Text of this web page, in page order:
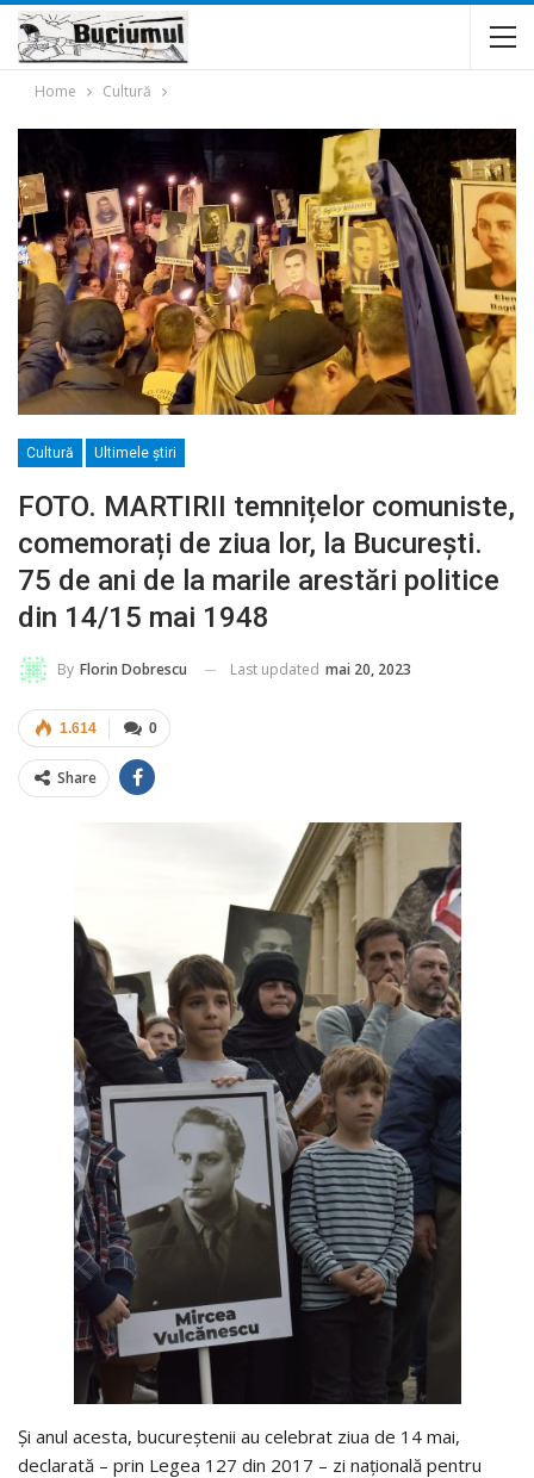
Home Cultură
Cultură Ultimele ştiri
FOTO. MARTIRII temnițelor comuniste,
comemorați de ziua lor, la București.
75 de ani de la marile arestări politice
din 14/15 mai 1948
By Florin Dobrescu Last updated mai 20, 2023
0
1.614
Share
Și anul acesta, bucureștenii au celebrat ziua de 14 mai,
declarată – prin Legea 127 din 2017 – zi națională pentru